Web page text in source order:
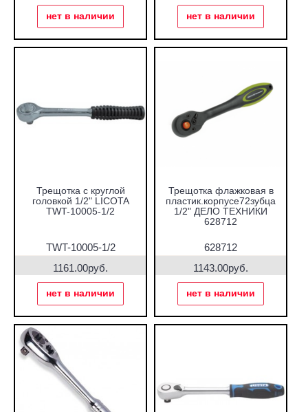
нет в наличии нет в наличии
Трещотка с круглой
головкой 1/2" LICOTA
TWT-10005-1/2
TWT-10005-1/2
1161.00руб.
нет в наличии
Трещотка флажковая в
пластик.корпусе72зубца
1/2" ДЕЛО ТЕХНИКИ
628712
628712
1143.00руб.
нет в наличии